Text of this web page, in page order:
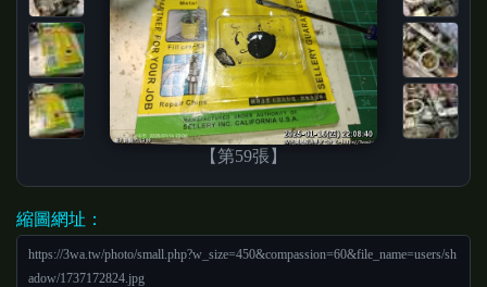
【第59張】
縮圖網址：
https://3wa.tw/photo/small.php?w_size=450&compassion=60&file_name=users/sh
adow/1737172824.jpg